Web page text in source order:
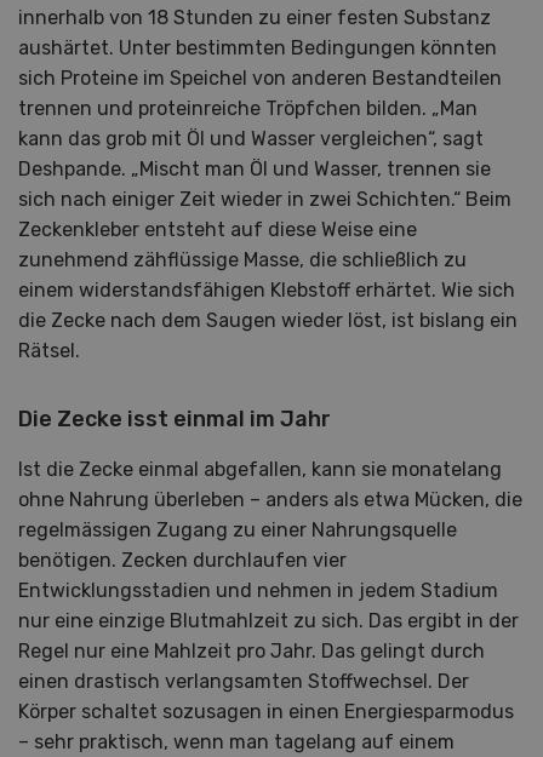
innerhalb von 18 Stunden zu einer festen Substanz
aushärtet. Unter bestimmten Bedingungen könnten
sich Proteine im Speichel von anderen Bestandteilen
trennen und proteinreiche Tröpfchen bilden. „Man
kann das grob mit Öl und Wasser vergleichen“, sagt
Deshpande. „Mischt man Öl und Wasser, trennen sie
sich nach einiger Zeit wieder in zwei Schichten.“ Beim
Zeckenkleber entsteht auf diese Weise eine
zunehmend zähflüssige Masse, die schließlich zu
einem widerstandsfähigen Klebstoff erhärtet. Wie sich
die Zecke nach dem Saugen wieder löst, ist bislang ein
Rätsel.
Die Zecke isst einmal im Jahr
Ist die Zecke einmal abgefallen, kann sie monatelang
ohne Nahrung überleben – anders als etwa Mücken, die
regelmässigen Zugang zu einer Nahrungsquelle
benötigen. Zecken durchlaufen vier
Entwicklungsstadien und nehmen in jedem Stadium
nur eine einzige Blutmahlzeit zu sich. Das ergibt in der
Regel nur eine Mahlzeit pro Jahr. Das gelingt durch
einen drastisch verlangsamten Stoffwechsel. Der
Körper schaltet sozusagen in einen Energiesparmodus
– sehr praktisch, wenn man tagelang auf einem